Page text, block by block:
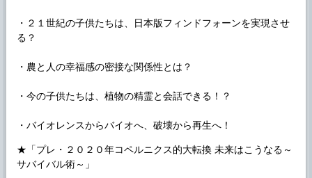
・２１世紀の子供たちは、日本版フィンドフォーンを実現させ
る？
・農と人の幸福感の密接な関係性とは？
・今の子供たちは、植物の精霊と会話できる！？
・バイオレンスからバイオへ、破壊から再生へ！
★「プレ・２０２０年コペルニクス的大転換 未来はこうなる～
サバイバル術～」